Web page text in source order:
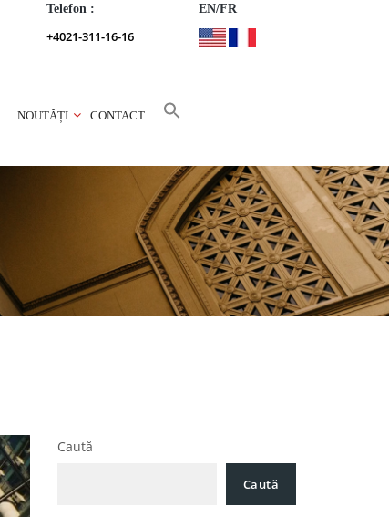
Telefon :
+4021-311-16-16
EN/FR
NOUTĂȚI CONTACT
Caută
Caută